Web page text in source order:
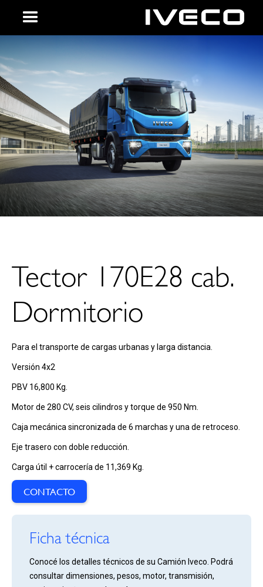
Tector 170E28 cab.
Dormitorio
Para el transporte de cargas urbanas y larga distancia.
Versión 4x2
PBV 16,800 Kg.
Motor de 280 CV, seis cilindros y torque de 950 Nm.
Caja mecánica sincronizada de 6 marchas y una de retroceso.
Eje trasero con doble reducción.
Carga útil + carrocería de 11,369 Kg.
CONTACTO
Ficha técnica
Conocé los detalles técnicos de su Camión Iveco. Podrá
consultar dimensiones, pesos, motor, transmisión,